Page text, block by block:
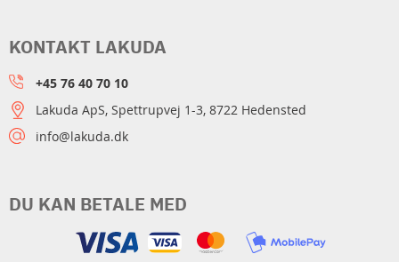
DU KAN BETALE MED
KONTAKT LAKUDA
+45 76 40 70 10
Lakuda ApS, Spettrupvej 1-3, 8722 Hedensted
info@lakuda.dk